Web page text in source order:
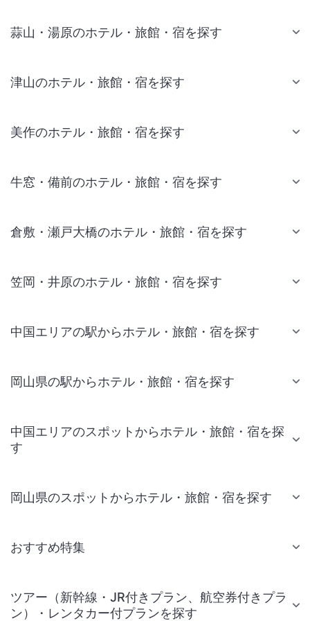
蒜山・湯原のホテル・旅館・宿を探す
津山のホテル・旅館・宿を探す
美作のホテル・旅館・宿を探す
牛窓・備前のホテル・旅館・宿を探す
倉敷・瀬戸大橋のホテル・旅館・宿を探す
笠岡・井原のホテル・旅館・宿を探す
中国エリアの駅からホテル・旅館・宿を探す
岡山県の駅からホテル・旅館・宿を探す
中国エリアのスポットからホテル・旅館・宿を探
す
岡山県のスポットからホテル・旅館・宿を探す
おすすめ特集
ツアー（新幹線・JR付きプラン、航空券付きプラ
ン）・レンタカー付プランを探す